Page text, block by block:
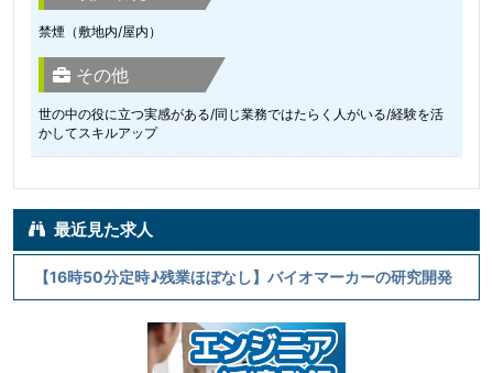
禁煙（敷地内/屋内）
その他
世の中の役に立つ実感がある/同じ業務ではたらく人がいる/経験を活
かしてスキルアップ
最近見た求人
【16時50分定時♪残業ほぼなし】バイオマーカーの研究開発